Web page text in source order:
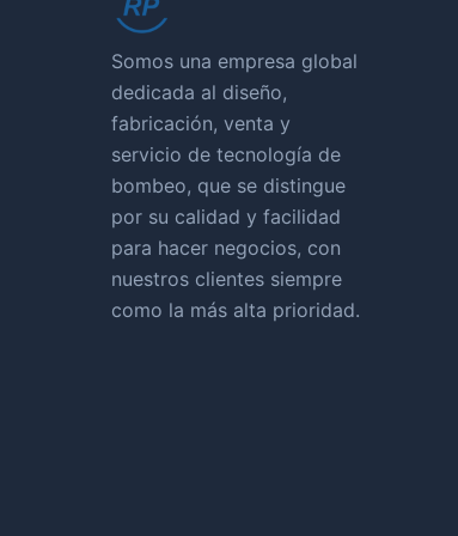
Somos una empresa global
dedicada al diseño,
fabricación, venta y
servicio de tecnología de
bombeo, que se distingue
por su calidad y facilidad
para hacer negocios, con
nuestros clientes siempre
como la más alta prioridad.